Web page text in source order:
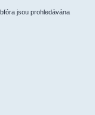
jsou prohledávána